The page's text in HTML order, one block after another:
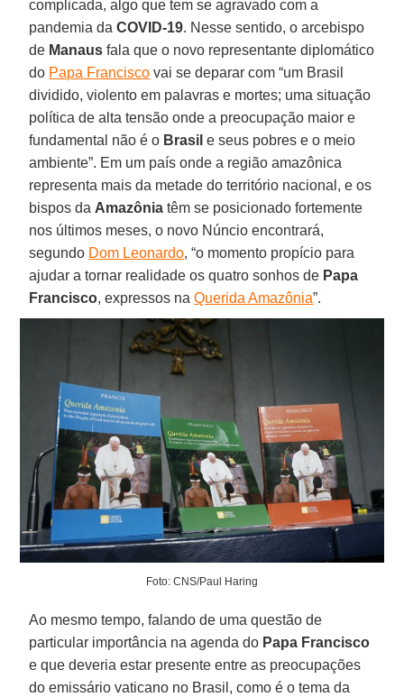
complicada, algo que tem se agravado com a
pandemia daCOVID-19. Nesse sentido, o arcebispo
de Manaus fala que o novo representante diplomático
do Papa Francisco vai se deparar com “um Brasil
dividido, violento em palavras e mortes; uma situação
política de alta tensão onde a preocupação maior e
fundamental não é o Brasil e seus pobres e o meio
ambiente”. Em um país onde a região amazônica
representa mais da metade do território nacional, e os
bispos daAmazônia têm se posicionado fortemente
nos últimos meses, o novo Núncio encontrará,
segundo Dom Leonardo, “o momento propício para
ajudar a tornar realidade os quatro sonhos de Papa
Francisco, expressos naQuerida Amazônia”.
Foto: CNS/Paul Haring
Ao mesmo tempo, falando de uma questão de
particular importância na agenda do Papa Francisco
e que deveria estar presente entre as preocupações
do emissário vaticano no Brasil, como é o tema da